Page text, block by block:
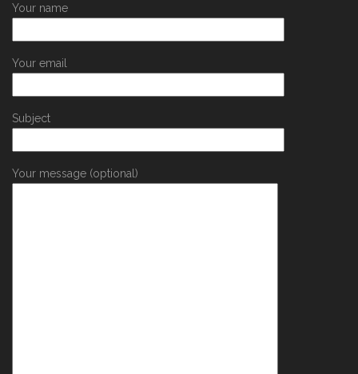
Your name
Your email
Subject
Your message (optional)